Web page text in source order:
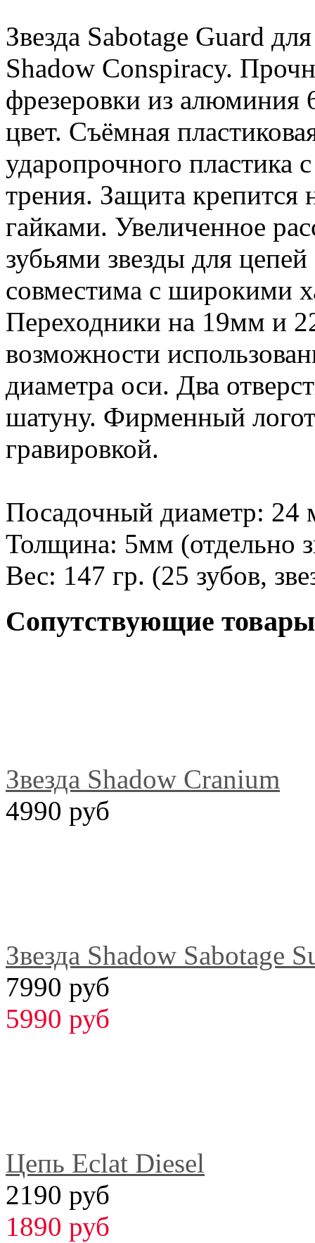
Звезда Sabotage Guard
Shadow Conspiracy.
фрезеровки из
цвет. Съёмная
ударопрочного пластика
трения. Защита крепится
гайками. Увеличенное
зубьями звезды для
совместима с широкими
Переходники на 19мм и
возможности
диаметра оси. Два
шатуну. Фирменный
гравировкой.
Посадочный диаметр: 24
Толщина: 5мм (отдельно
Вес: 147 гр. (25 зубов,
Сопутствующие товары
Звезда Shadow Cranium
4990 руб
Звезда Shadow Sabotage
7990 руб
5990 руб
Цепь Eclat Diesel
2190 руб
1890 руб